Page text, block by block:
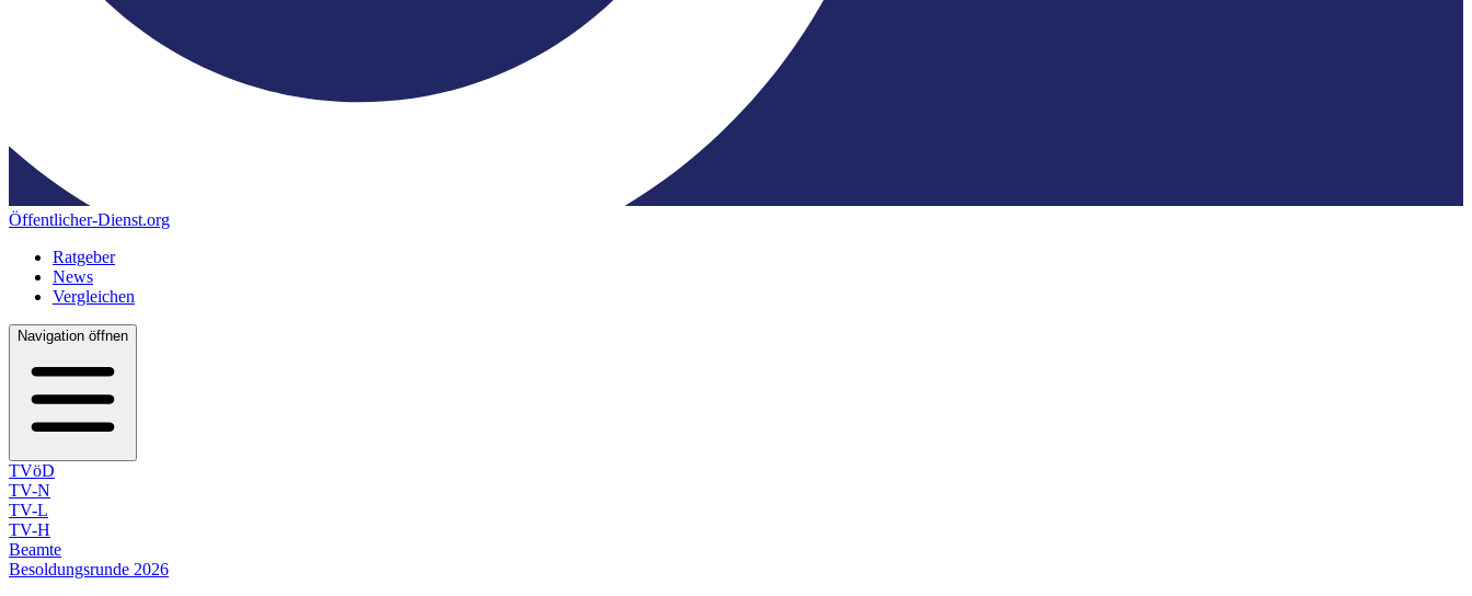
Öffentlicher-Dienst.org
Ratgeber
News
Vergleichen
Navigation öffnen
TVöD
TV-N
TV-L
TV-H
Beamte
Besoldungsrunde 2026